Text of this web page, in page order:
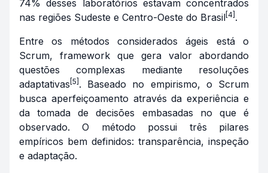
74% desses laboratórios estavam concentrados
nas regiões Sudeste e Centro-Oeste do Brasil [4] .
Entre os métodos considerados ágeis está o
Scrum, framework que gera valor abordando
questões complexas mediante resoluções
adaptativas [5] . Baseado no empirismo, o Scrum
busca aperfeiçoamento através da experiência e
da tomada de decisões embasadas no que é
observado. O método possui três pilares
empíricos bem definidos: transparência, inspeção
e adaptação.